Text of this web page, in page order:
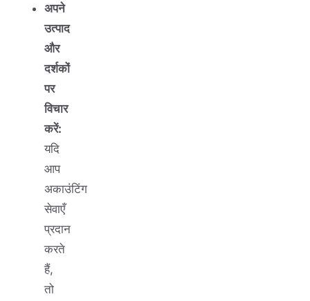
अपने
उत्पाद
और
दर्शकों
पर
विचार
करें:
यदि
आप
अकाउंटिंग
सेवाएँ
प्रदान
करते
हैं,
तो